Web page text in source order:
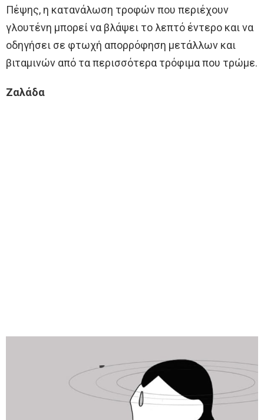
Πέψης, η κατανάλωση τροφών που περιέχουν
γλουτένη μπορεί να βλάψει το λεπτό έντερο και να
οδηγήσει σε φτωχή απορρόφηση μετάλλων και
βιταμινών από τα περισσότερα τρόφιμα που τρώμε.
Ζαλάδα